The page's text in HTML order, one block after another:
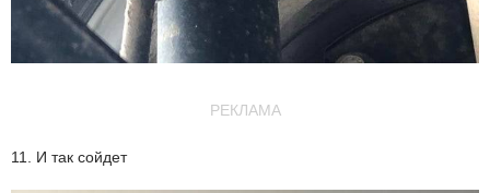
РЕКЛАМА
11. И так сойдет